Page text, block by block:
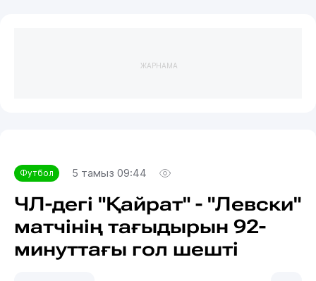
ЖАРНАМА
Футбол 5 тамыз 09:44
ЧЛ-дегі "Қайрат" - "Левски"
матчінің тағыдырын 92-
минуттағы гол шешті